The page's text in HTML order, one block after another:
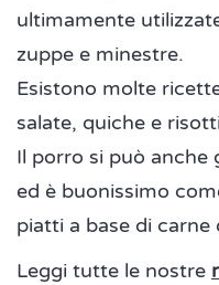
ultimamente
zuppe e minestre.
Esistono molte
salate, quiche e
Il porro si può
ed è buonissimo
piatti a base di carne
Leggi tutte le nostre